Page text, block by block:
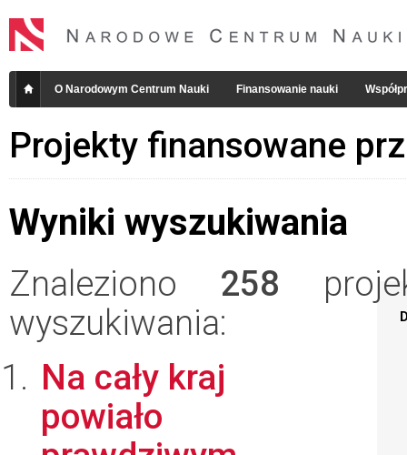
O Narodowym Centrum Nauki Finansowanie nauki
Projekty finansowane
Wyniki wyszukiwania
Znaleziono 258
wyszukiwania:
Na cały kraj
powiało